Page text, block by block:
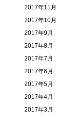
2017年11月
2017年10月
2017年9月
2017年8月
2017年7月
2017年6月
2017年5月
2017年4月
2017年3月